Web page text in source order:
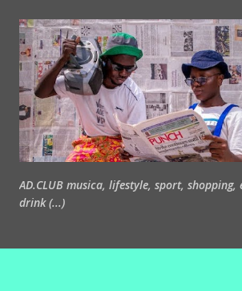
Passa ai contenuti
AD.CLUB musica, lifestyle, sport, shopping,
drink (...)